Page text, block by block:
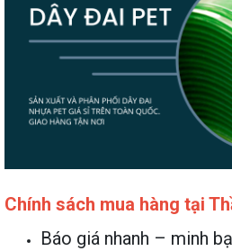
Chính sách mua hàng tại
Báo giá nhanh – minh